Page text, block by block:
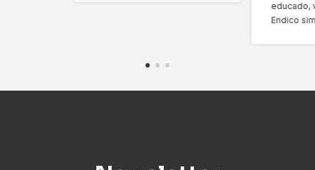
educado,
Endico